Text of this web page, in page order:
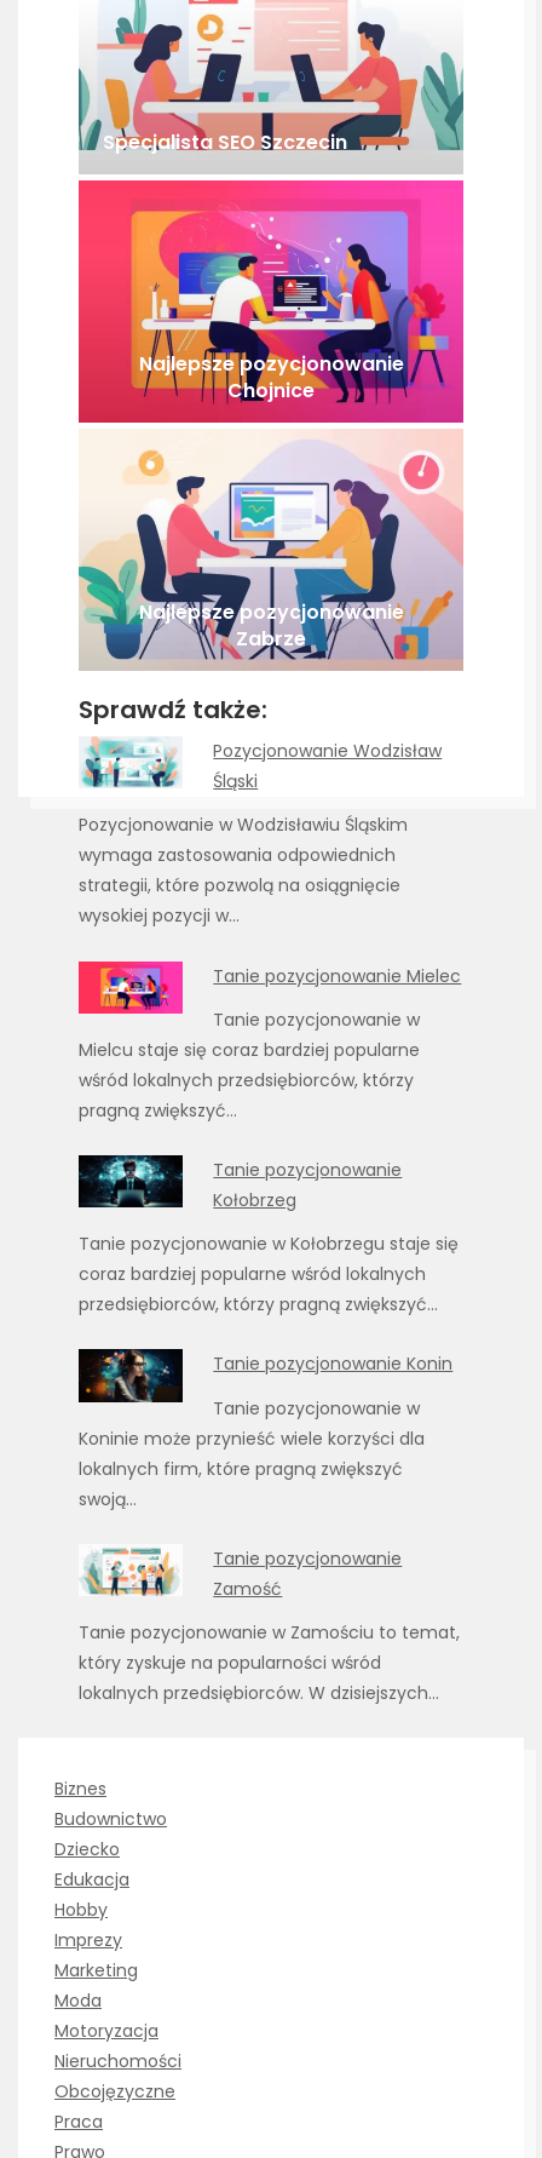
Specjalista SEO Szczecin
Najlepsze pozycjonowanie
Chojnice
Najlepsze pozycjonowanie
Zabrze
Sprawdź także:
Pozycjonowanie Wodzisław
Śląski
Pozycjonowanie w Wodzisławiu Śląskim
wymaga zastosowania odpowiednich
strategii, które pozwolą na osiągnięcie
wysokiej pozycji w…
Tanie pozycjonowanie Mielec
Tanie pozycjonowanie w
Mielcu staje się coraz bardziej popularne
wśród lokalnych przedsiębiorców, którzy
pragną zwiększyć…
Tanie pozycjonowanie
Kołobrzeg
Tanie pozycjonowanie w Kołobrzegu staje się
coraz bardziej popularne wśród lokalnych
przedsiębiorców, którzy pragną zwiększyć…
Tanie pozycjonowanie Konin
Tanie pozycjonowanie w
Koninie może przynieść wiele korzyści dla
lokalnych firm, które pragną zwiększyć
swoją…
Tanie pozycjonowanie
Zamość
Tanie pozycjonowanie w Zamościu to temat,
który zyskuje na popularności wśród
lokalnych przedsiębiorców. W dzisiejszych…
Biznes
Budownictwo
Dziecko
Edukacja
Hobby
Imprezy
Marketing
Moda
Motoryzacja
Nieruchomości
Obcojęzyczne
Praca
Prawo